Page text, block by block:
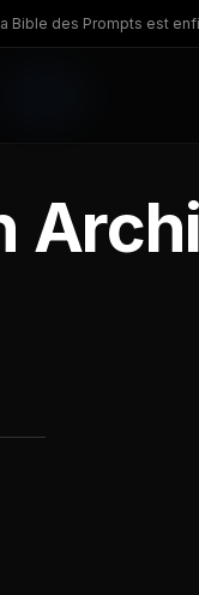
Bible des Prompts est